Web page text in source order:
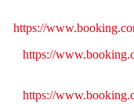
https://
https://
https://